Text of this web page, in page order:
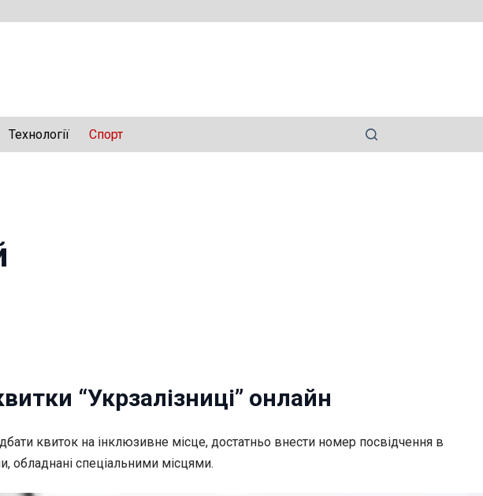
Технології Спорт
“Укрзалізниці” онлайн
квиток на інклюзивне місце, достатньо внести номер посвідчення в
обладнані спеціальними місцями.